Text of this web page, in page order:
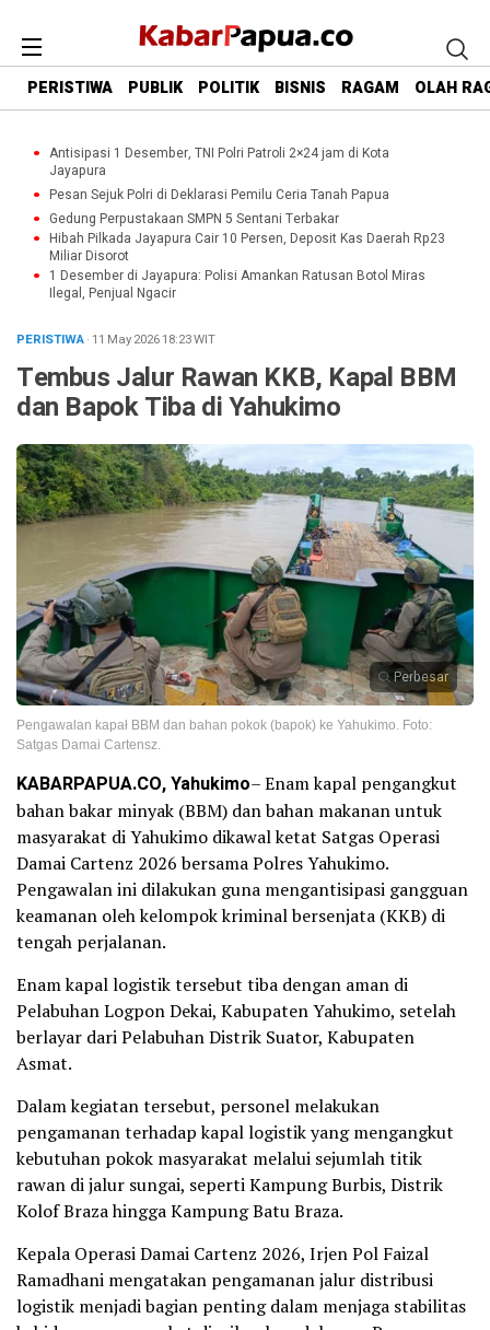
PERISTIWA PUBLIK POLITIK BISNIS RAGAM OLAH
Antisipasi 1 Desember, TNI Polri Patroli 2×24 jam di Kota
Jayapura
Pesan Sejuk Polri di Deklarasi Pemilu Ceria Tanah Papua
Gedung Perpustakaan SMPN 5 Sentani Terbakar
Hibah Pilkada Jayapura Cair 10 Persen, Deposit Kas Daerah Rp23
Miliar Disorot
1 Desember di Jayapura: Polisi Amankan Ratusan Botol Miras
Ilegal, Penjual Ngacir
PERISTIWA· 11 May 202618:23WIT
Tembus Jalur Rawan KKB, Kapal BBM
dan Bapok Tiba di Yahukimo
Perbesar
Pengawalan kapał BBM dan bahan pokok (bapok) ke Yahukimo. Foto:
Satgas Damai Cartensz.
KABARPAPUA.CO, Yahukimo– Enam kapal pengangkut
bahan bakar minyak (BBM) dan bahan makanan untuk
masyarakat di Yahukimo dikawal ketat Satgas Operasi
Damai Cartenz 2026 bersama Polres Yahukimo.
Pengawalan ini dilakukan guna mengantisipasi gangguan
keamanan oleh kelompok kriminal bersenjata (KKB) di
tengah perjalanan.
Enam kapal logistik tersebut tiba dengan aman di
Pelabuhan Logpon Dekai, Kabupaten Yahukimo, setelah
berlayar dari Pelabuhan Distrik Suator, Kabupaten
Asmat.
Dalam kegiatan tersebut, personel melakukan
pengamanan terhadap kapal logistik yang mengangkut
kebutuhan pokok masyarakat melalui sejumlah titik
rawan di jalur sungai, seperti Kampung Burbis, Distrik
Kolof Braza hingga Kampung Batu Braza.
Kepala Operasi Damai Cartenz 2026, Irjen Pol Faizal
Ramadhani mengatakan pengamanan jalur distribusi
logistik menjadi bagian penting dalam menjaga stabilitas